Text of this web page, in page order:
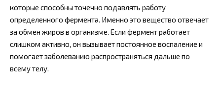
которые способны точечно подавлять работу
определенного фермента. Именно это вещество отвечает
за обмен жиров в организме. Если фермент работает
слишком активно, он вызывает постоянное воспаление и
помогает заболеванию распространяться дальше по
всему телу.